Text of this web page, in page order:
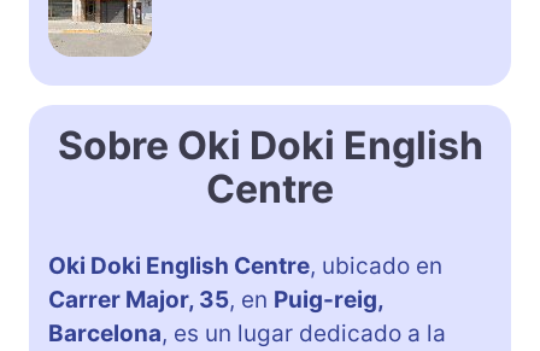
Sobre Oki Doki English
Centre
Oki Doki English Centre, ubicado en
Carrer Major, 35, en Puig-reig,
Barcelona, es un lugar dedicado a la